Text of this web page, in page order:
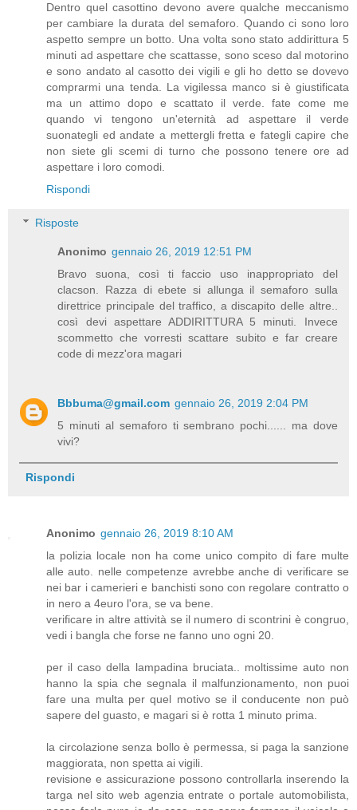
Dentro quel casottino devono avere qualche meccanismo
per cambiare la durata del semaforo. Quando ci sono loro
aspetto sempre un botto. Una volta sono stato addirittura 5
minuti ad aspettare che scattasse, sono sceso dal motorino
e sono andato al casotto dei vigili e gli ho detto se dovevo
comprarmi una tenda. La vigilessa manco si è giustificata
ma un attimo dopo e scattato il verde. fate come me
quando vi tengono un'eternità ad aspettare il verde
suonategli ed andate a mettergli fretta e fategli capire che
non siete gli scemi di turno che possono tenere ore ad
aspettare i loro comodi.
Rispondi
Risposte
Anonimo gennaio 26, 2019 12:51 PM
Bravo suona, così ti faccio uso inappropriato del
clacson. Razza di ebete si allunga il semaforo sulla
direttrice principale del traffico, a discapito delle altre..
così devi aspettare ADDIRITTURA 5 minuti. Invece
scommetto che vorresti scattare subito e far creare
code di mezz'ora magari
Bbbuma@gmail.com gennaio 26, 2019 2:04 PM
5 minuti al semaforo ti sembrano pochi...... ma dove
vivi?
Rispondi
Anonimo gennaio 26, 2019 8:10 AM
la polizia locale non ha come unico compito di fare multe
alle auto. nelle competenze avrebbe anche di verificare se
nei bar i camerieri e banchisti sono con regolare contratto o
in nero a 4euro l'ora, se va bene.
verificare in altre attività se il numero di scontrini è congruo,
vedi i bangla che forse ne fanno uno ogni 20.
per il caso della lampadina bruciata.. moltissime auto non
hanno la spia che segnala il malfunzionamento, non puoi
fare una multa per quel motivo se il conducente non può
sapere del guasto, e magari si è rotta 1 minuto prima.
la circolazione senza bollo è permessa, si paga la sanzione
maggiorata, non spetta ai vigili.
revisione e assicurazione possono controllarla inserendo la
targa nel sito web agenzia entrate o portale automobilista,